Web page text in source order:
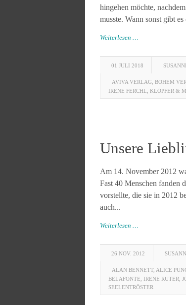
hingehen möchte,
musste. Wann sonst gibt
Weiterlesen …
01 JULI 2018
AVIVA VERLAG BOHEM
IRENE FERCHL KLÖPFER &
Unsere
Am 14. November 2012
Fast 40 Menschen fanden
vorstellte, die sie in 2012
auch...
Weiterlesen …
26 NOV. 2012
ALAN BENNETT, ALICE
BELAFONTE
IRENE RÜTER
SEELENTRÖSTER